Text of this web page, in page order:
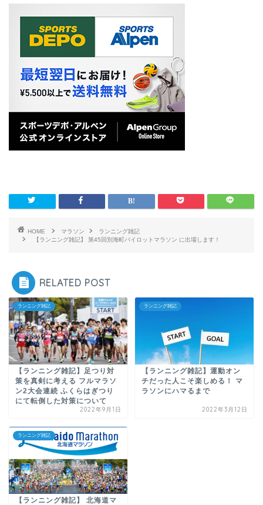
HOME マラソン
ランニング雑記
【ランニング雑記】 第45回別海町パイロットマラソン に出場します！
RELATED POST
ランニング雑記
【ランニング雑記】足つり対
策を真剣に考える フルマラソ
ン2大会連続 ふくらはぎつり
にて転倒した対策について
2022年9月1日
ランニング雑記
【ランニング雑記】運動オン
チだった人こそ楽しめる！ マ
ラソンにハマるまで
2022年3月12日
ランニング雑記
【ランニング雑記】 北海道マ